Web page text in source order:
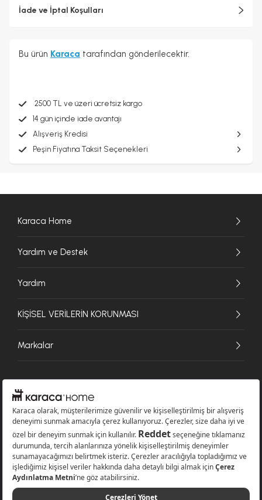
İade ve İptal Koşulları
Bu ürün Karaca tarafından gönderilecektir.
2500 TL ve üzeri ücretsiz kargo
14 gün içinde iade avantajı
Alışveriş Kredisi
Peşin Fiyatına Taksit Seçenekleri
Karaca Home
Yardım ve Destek
Yardım
KİŞİSEL VERİLERİN KORUNMASI
Markalar
© 2026 Karaca Home Collection Tekstil Sanayi ve Ticaret A.Ş. - Tüm hakları
saklıdır.